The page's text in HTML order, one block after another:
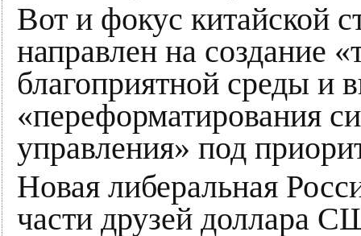
Вот и фокус китайской
направлен на создание
благоприятной среды и
«переформатирования
управления» под
Новая либеральная
части друзей доллара